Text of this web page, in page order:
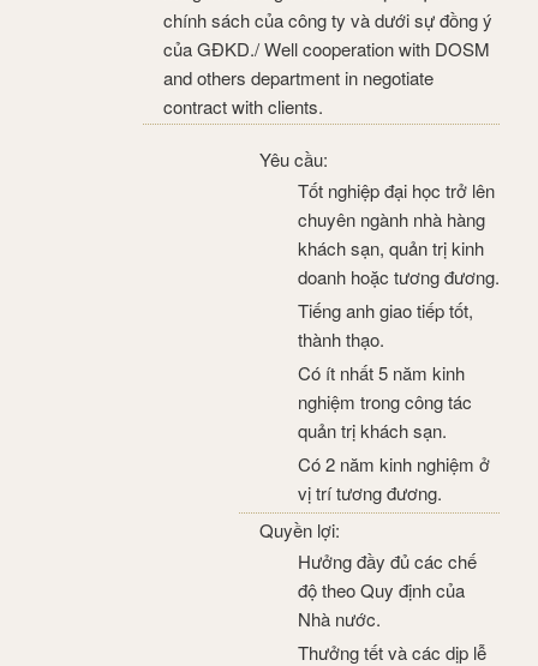
chính sách của công ty và dưới sự đồng ý
của GĐKD./ Well cooperation with DOSM
and others department in negotiate
contract with clients.
Yêu cầu:
Tốt nghiệp đại học trở lên
chuyên ngành nhà hàng
khách sạn, quản trị kinh
doanh hoặc tương đương.
Tiếng anh giao tiếp tốt,
thành thạo.
Có ít nhất 5 năm kinh
nghiệm trong công tác
quản trị khách sạn.
Có 2 năm kinh nghiệm ở
vị trí tương đương.
Quyền lợi:
Hưởng đầy đủ các chế
độ theo Quy định của
Nhà nước.
Thưởng tết và các dịp lễ